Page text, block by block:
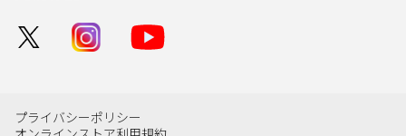
プライバシーポリシー